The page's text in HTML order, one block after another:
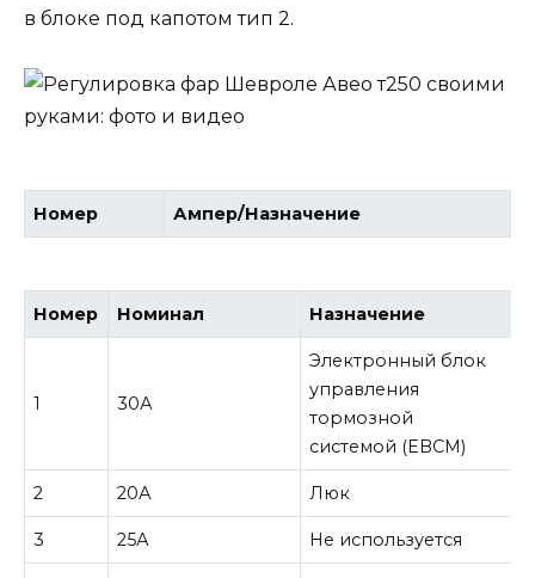
в блоке под капотом тип 2.
Номер Ампер/Назначение
Номер Номинал Назначение
1 30А
Электронный блок
управления
тормозной
системой (EBCM)
2 20А Люк
3 25А Не используется